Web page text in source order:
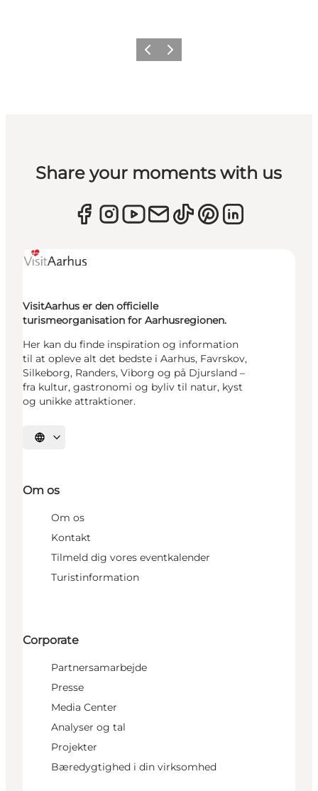
ForrigeNæste
Share your moments with us
VisitAarhus er den officielle
turismeorganisation for Aarhusregionen.
Her kan du finde inspiration og information
til at opleve alt det bedste i Aarhus, Favrskov,
Silkeborg, Randers, Viborg og på Djursland –
fra kultur, gastronomi og byliv til natur, kyst
og unikke attraktioner.
Vælg sprog
Om os
Om os
Kontakt
Tilmeld dig vores eventkalender
Turistinformation
Corporate
Partnersamarbejde
Presse
Media Center
Analyser og tal
Projekter
Bæredygtighed i din virksomhed